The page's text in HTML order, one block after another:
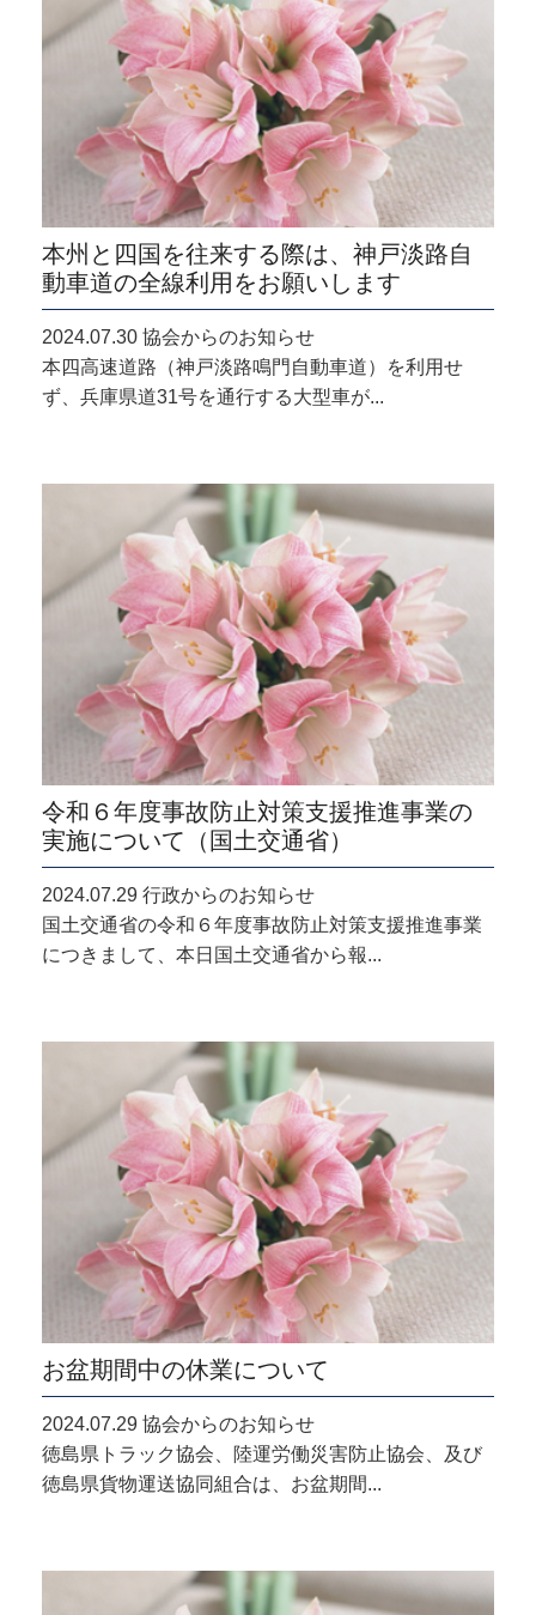
本州と四国を往来する際は、神戸淡路自
動車道の全線利用をお願いします
2024.07.30 協会からのお知らせ
本四高速道路（神戸淡路鳴門自動車道）を利用せ
ず、兵庫県道31号を通行する大型車が...
令和６年度事故防止対策支援推進事業の
実施について（国土交通省）
2024.07.29 行政からのお知らせ
国土交通省の令和６年度事故防止対策支援推進事業
につきまして、本日国土交通省から報...
お盆期間中の休業について
2024.07.29 協会からのお知らせ
徳島県トラック協会、陸運労働災害防止協会、及び
徳島県貨物運送協同組合は、お盆期間...